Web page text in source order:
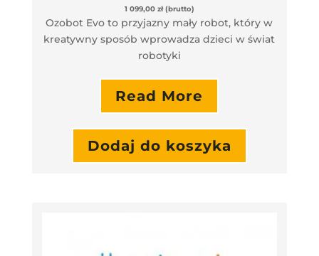
1 099,00 zł (brutto)
Ozobot Evo to przyjazny mały robot, który w
kreatywny sposób wprowadza dzieci w świat
robotyki
Read More
Dodaj do koszyka